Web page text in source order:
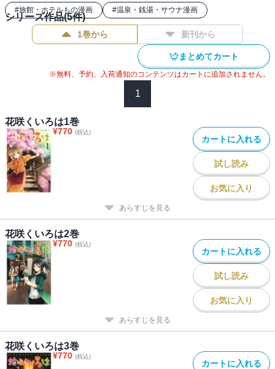
#旅館・ホテルもの漫画 #温泉・銭湯・サウナ漫画
シリーズ作品(5件)
1巻から 新刊から
まとめてカート
※無料、予約、入荷通知のコンテンツはカートに追加されません。
1
花咲くいろは1巻
¥770 (税込)
カートに入れる
試し読み
お気に入り
あらすじを見る
花咲くいろは2巻
¥770 (税込)
カートに入れる
試し読み
お気に入り
あらすじを見る
花咲くいろは3巻
¥770 (税込)
カートに入れる